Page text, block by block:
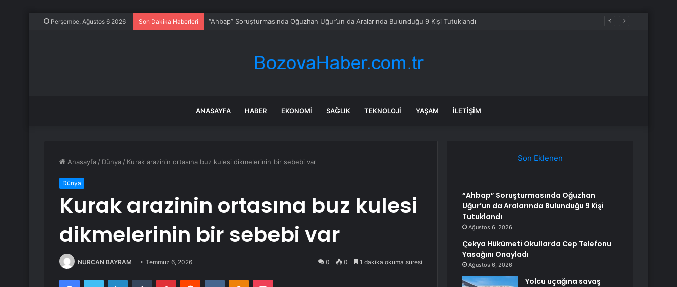
Perşembe, Ağustos 6 2026 Son Dakika Haberleri Çekya Hükümeti Okullarda Cep Telefonu Yasağını Onayladı
ANASAYFA HABER EKONOMI SAĞLIK TEKNOLOJI YAŞAM İLETIŞIM
Anasayfa / Dünya / Kurak arazinin ortasına buz kulesi dikmelerinin bir sebebi var
Dünya
Kurak arazinin ortasına buz kulesi
dikmelerinin bir sebebi var
NURCAN BAYRAM Temmuz 6, 2026 0 0 1 dakika okuma süresi
FacebookTwitter LinkedInTumblr PinterestReddit VKontakteOdnoklassniki
Pocket
Son Eklenen
“Ahbap” Soruşturmasında Oğuzhan
Uğur’un da Aralarında Bulunduğu 9 Kişi
Tutuklandı
Ağustos 6, 2026
Çekya Hükümeti Okullarda Cep Telefonu
Yasağını Onayladı
Ağustos 6, 2026
Yolcu uçağına savaş